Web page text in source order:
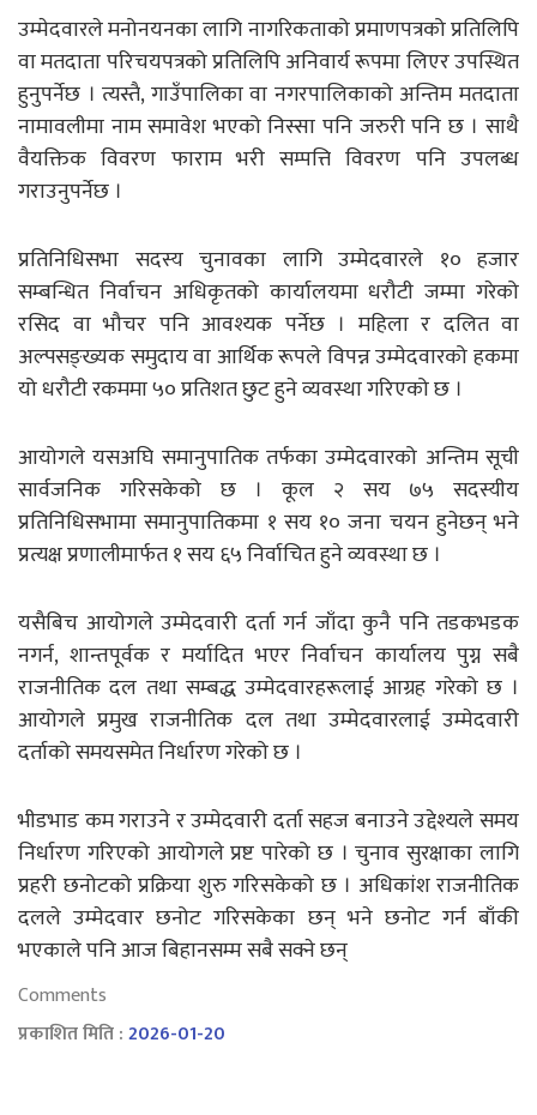
उम्मेदवारले मनोनयनका लागि नागरिकताको प्रमाणपत्रको प्रतिलिपि
वा मतदाता परिचयपत्रको प्रतिलिपि अनिवार्य रूपमा लिएर उपस्थित
हुनुपर्नेछ । त्यस्तै, गाउँपालिका वा नगरपालिकाको अन्तिम मतदाता
नामावलीमा नाम समावेश भएको निस्सा पनि जरुरी पनि छ । साथै
वैयक्तिक विवरण फाराम भरी सम्पत्ति विवरण पनि उपलब्ध
गराउनुपर्नेछ ।
प्रतिनिधिसभा सदस्य चुनावका लागि उम्मेदवारले १० हजार
सम्बन्धित निर्वाचन अधिकृतको कार्यालयमा धरौटी जम्मा गरेको
रसिद वा भौचर पनि आवश्यक पर्नेछ । महिला र दलित वा
अल्पसङ्ख्यक समुदाय वा आर्थिक रूपले विपन्न उम्मेदवारको हकमा
यो धरौटी रकममा ५० प्रतिशत छुट हुने व्यवस्था गरिएको छ ।
आयोगले यसअघि समानुपातिक तर्फका उम्मेदवारको अन्तिम सूची
सार्वजनिक गरिसकेको छ । कूल २ सय ७५ सदस्यीय
प्रतिनिधिसभामा समानुपातिकमा १ सय १० जना चयन हुनेछन् भने
प्रत्यक्ष प्रणालीमार्फत १ सय ६५ निर्वाचित हुने व्यवस्था छ ।
यसैबिच आयोगले उम्मेदवारी दर्ता गर्न जाँदा कुनै पनि तडकभडक
नगर्न, शान्तपूर्वक र मर्यादित भएर निर्वाचन कार्यालय पुग्न सबै
राजनीतिक दल तथा सम्बद्ध उम्मेदवारहरूलाई आग्रह गरेको छ ।
आयोगले प्रमुख राजनीतिक दल तथा उम्मेदवारलाई उम्मेदवारी
दर्ताको समयसमेत निर्धारण गरेको छ ।
भीडभाड कम गराउने र उम्मेदवारी दर्ता सहज बनाउने उद्देश्यले समय
निर्धारण गरिएको आयोगले प्रष्ट पारेको छ । चुनाव सुरक्षाका लागि
प्रहरी छनोटको प्रक्रिया शुरु गरिसकेको छ । अधिकांश राजनीतिक
दलले उम्मेदवार छनोट गरिसकेका छन् भने छनोट गर्न बाँकी
भएकाले पनि आज बिहानसम्म सबै सक्ने छन्
Comments
प्रकाशित मिति :2026-01-20